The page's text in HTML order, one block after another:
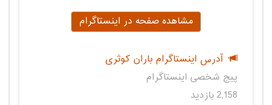
مشاهده صفحه در اینستاگرام
آدرس اینستاگرام باران کوثری
پیج شخصی اینستاگرام
2,158 بازدید